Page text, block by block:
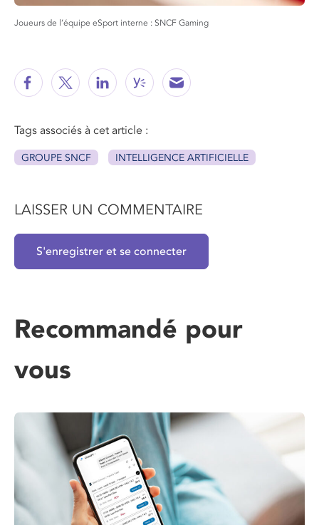
Joueurs de l’équipe eSport interne : SNCF Gaming
Tags associés à cet article :
GROUPE SNCF INTELLIGENCE ARTIFICIELLE
LAISSER UN COMMENTAIRE
S'enregistrer et se connecter
Recommandé pour
vous